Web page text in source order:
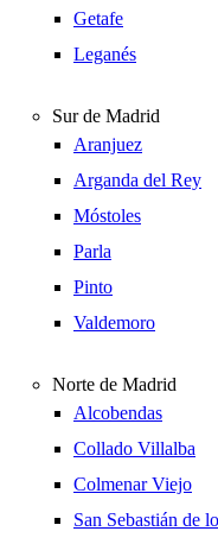
Getafe
Leganés
Sur de Madrid
Aranjuez
Arganda del Rey
Móstoles
Parla
Pinto
Valdemoro
Norte de Madrid
Alcobendas
Collado Villalba
Colmenar Viejo
San Sebastián de